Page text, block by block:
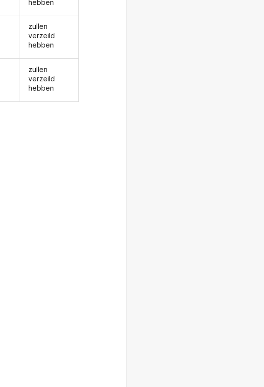
hebben
zullen
verzeild
hebben
zullen
verzeild
hebben